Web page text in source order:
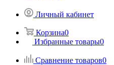
Личный кабинет
Корзина0
Избранные товары0
Сравнение товаров0